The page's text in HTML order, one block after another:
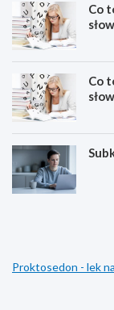
Co
Co
C
c
E
y
Proktosedon - lek